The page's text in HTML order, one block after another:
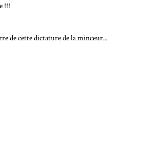
!!!
de cette dictature de la minceur...